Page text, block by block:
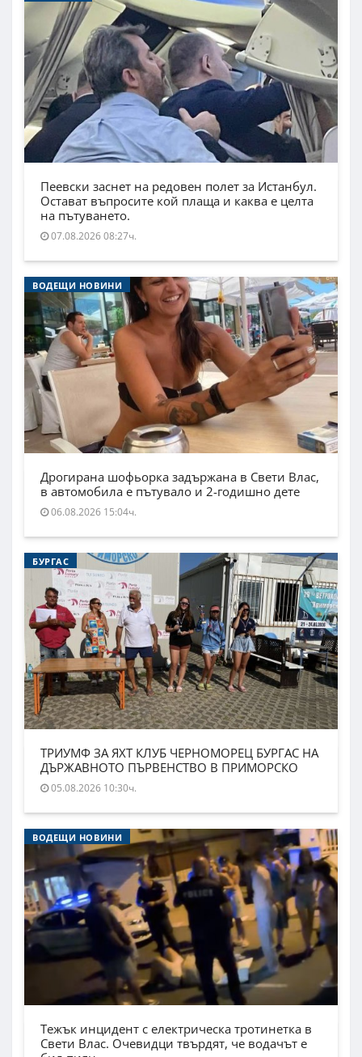
Пеевски заснет на редовен полет за Истанбул.
Остават въпросите кой плаща и каква е целта
на пътуването.
07.08.2026 08:27ч.
ВОДЕЩИ НОВИНИ
Дрогирана шофьорка задържана в Свети Влас,
в автомобила е пътувало и 2-годишно дете
06.08.2026 15:04ч.
БУРГАС
ТРИУМФ ЗА ЯХТ КЛУБ ЧЕРНОМОРЕЦ БУРГАС НА
ДЪРЖАВНОТО ПЪРВЕНСТВО В ПРИМОРСКО
05.08.2026 10:30ч.
ВОДЕЩИ НОВИНИ
Тежък инцидент с електрическа тротинетка в
Свети Влас. Очевидци твърдят, че водачът е